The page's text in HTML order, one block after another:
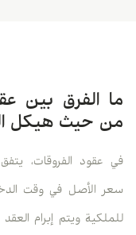
ما الفرق بين
من حيث هيكل
في عقود الفروقات،
سعر الأصل في وقت